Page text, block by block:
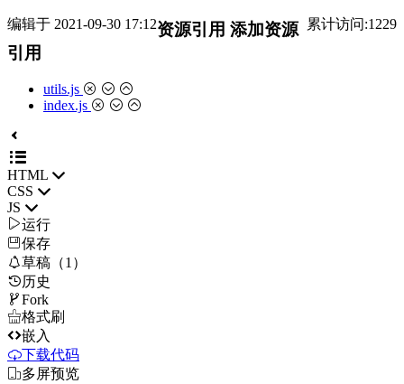
编辑于 2021-09-30 17:12 累计访问:1229
资源引用 添加资源
引用
utils.js 
index.js 
HTML
CSS
JS
运行
保存
草稿（1）
历史
Fork
格式刷
嵌入
下载代码
多屏预览